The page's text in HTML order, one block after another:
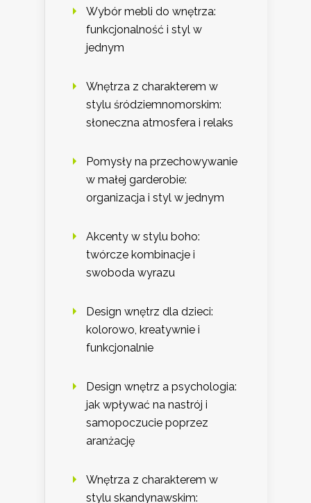
Wybór mebli do wnętrza:
funkcjonalność i styl w
jednym
Wnętrza z charakterem w
stylu śródziemnomorskim:
słoneczna atmosfera i relaks
Pomysły na przechowywanie
w małej garderobie:
organizacja i styl w jednym
Akcenty w stylu boho:
twórcze kombinacje i
swoboda wyrazu
Design wnętrz dla dzieci:
kolorowo, kreatywnie i
funkcjonalnie
Design wnętrz a psychologia:
jak wpływać na nastrój i
samopoczucie poprzez
aranżację
Wnętrza z charakterem w
stylu skandynawskim: